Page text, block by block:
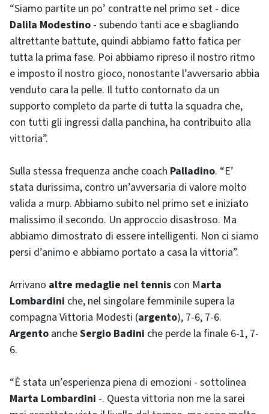
“Siamo partite un po’ contratte nel primo set - dice
Dalila Modestino - subendo tanti ace e sbagliando
altrettante battute, quindi abbiamo fatto fatica per
tutta la prima fase. Poi abbiamo ripreso il nostro ritmo
e imposto il nostro gioco, nonostante l’avversario abbia
venduto cara la pelle. Il tutto contornato da un
supporto completo da parte di tutta la squadra che,
con tutti gli ingressi dalla panchina, ha contribuito alla
vittoria”.
Sulla stessa frequenza anche coach Palladino. “E’
stata durissima, contro un’avversaria di valore molto
valida a murp. Abbiamo subito nel primo set e iniziato
malissimo il secondo. Un approccio disastroso. Ma
abbiamo dimostrato di essere intelligenti. Non ci siamo
persi d’animo e abbiamo portato a casa la vittoria”.
Arrivano altre medaglie nel tennis con Marta
Lombardini che, nel singolare femminile supera la
compagna Vittoria Modesti (argento), 7-6, 7-6.
Argento ancheSergio Badini che perde la finale 6-1, 7-
6.
“È stata un’esperienza piena di emozioni - sottolinea
Marta Lombardini -. Questa vittoria non me la sarei